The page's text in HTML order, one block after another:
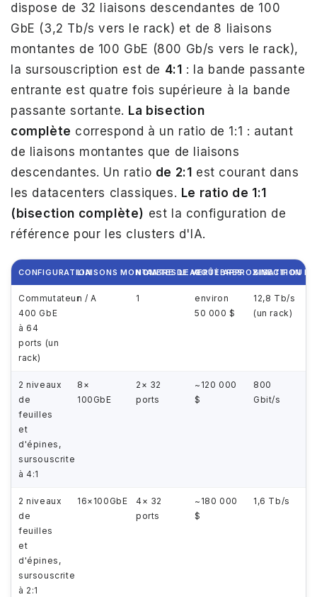
dispose de 32 liaisons descendantes de 100
GbE (3,2 Tb/s vers le rack) et de 8 liaisons
montantes de 100 GbE (800 Gb/s vers le rack),
la sursouscription est de 4:1 : la bande passante
entrante est quatre fois supérieure à la bande
passante sortante. La bisection
complète correspond à un ratio de 1:1 : autant
de liaisons montantes que de liaisons
descendantes. Un ratio de 2:1 est courant dans
les datacenters classiques. Le ratio de 1:1
(bisection complète) est la configuration de
référence pour les clusters d'IA.
CONFIGURATIONLIAISONS MONTANTES LEAF
NOMBRE DE VERTÈBRESCOÛT APPROXIMATIF DU
BISECTION
Commutateur
400 GbE
à 64
ports (un
rack)
n / A 1
environ
50 000 $
12,8 Tb/s
(un rack)
2 niveaux
de
feuilles
et
d'épines,
sursouscrite
à 4:1
8×
100GbE
2× 32
ports
~120 000
$
800
Gbit/s
2 niveaux
de
feuilles
et
d'épines,
sursouscrite
à 2:1
16×100GbE
4× 32
ports
~180 000
$
1,6 Tb/s